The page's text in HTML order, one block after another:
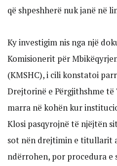
që shpeshherë nuk janë në
Ky investigim nis nga një
Komisionerit për
(KMSHC), i cili konstatoi
Drejtorinë e Përgjithshme të
marra në kohën kur
Klosi pasqyrojnë të njëjtën
sot nën drejtimin e titullarit
ndërrohen, por procedura e